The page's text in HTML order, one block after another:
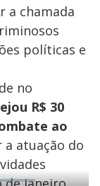
a chamada
políticas e
no
R$ 30
ao
atuação do